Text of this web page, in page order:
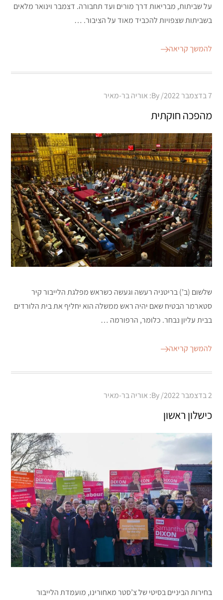
על שביתות, מבריאות דרך מורים ועד תחבורה. דצמבר וינואר מלאים
בשביתות שצפויות להכביד מאוד על הציבור. …
להמשך קריאה
Posted
7 בדצמבר 2022 By: אוריה בר-מאיר
מהפכה חוקתית
שלשום (ב’) בריטניה רעשה וגעשה כשראש מפלגת הלייבור קיר
סטארמר הבטיח שאם יהיה ראש ממשלה הוא יחליף את בית הלורדים
בבית עליון נבחר. כלומר, הרפורמה …
להמשך קריאה
Posted
2 בדצמבר 2022 By: אוריה בר-מאיר
כישלון ראשון
בחירות הביניים בסיטי של צ’סטר מאחורינו, מועמדת הלייבור